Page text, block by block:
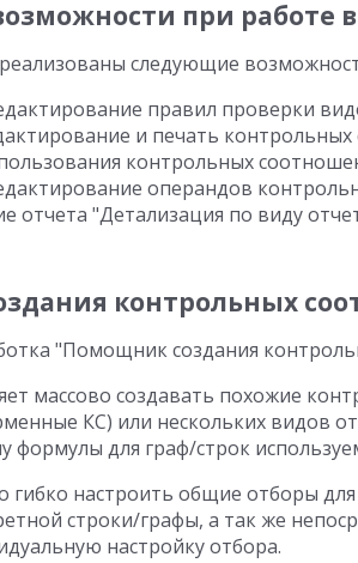
при работе
следующие
правил проверки
и печать
контрольных
операндов
отчета "Детализация по виду
контрольных
"Помощник создания
массово создавать похожие
КС) или нескольких видов
формулы для граф/строк
настроить общие отборы для
строки/графы, а так же
настройку отбора.